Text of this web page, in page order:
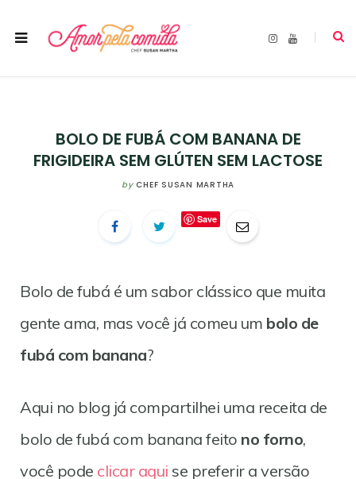
I
Y
BOLO DE FUBÁ COM BANANA DE
FRIGIDEIRA SEM GLÚTEN SEM LACTOSE
by CHEF SUSAN MARTHA
Save
Bolo de fubá é um sabor clássico que muita
gente ama, mas você já comeu um bolo de
fubá com banana?
Aqui no blog já compartilhei uma receita de
bolo de fubá com banana feito no forno,
você pode clicar aqui se preferir a versão